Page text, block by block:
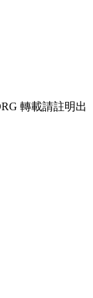
轉載請註明出